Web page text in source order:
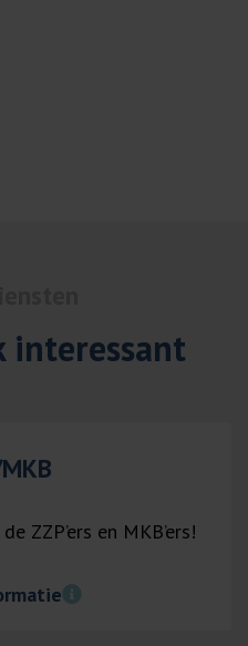
interessant
ZZP’ers en MKB’ers!